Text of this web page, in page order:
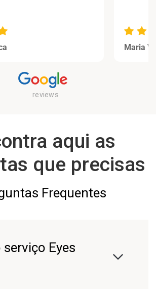
Maria
aqui as
que precisas
Frequentes
serviço Eyes